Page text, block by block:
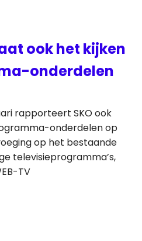
ook het kijken
onderdelen
rapporteert SKO ook
onderdelen op
op het bestaande
televisieprogramma’s,
TV